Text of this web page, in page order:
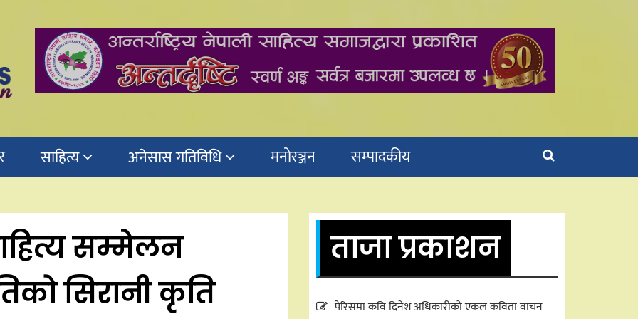
साहित्य अनेसास गतिविधि मनोरञ्जन सम्पादकीय
सम्मेलन
सिरानी कृति
ताजा प्रकाशन
पेरिसमा कवि दिनेश अधिकारीको एकल कविता वाचन